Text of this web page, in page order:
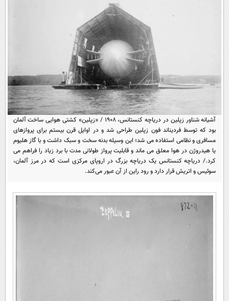
سلامت
یک برش دانایی
محیط زیست
سفر و تفریح
سیاست خارجی
فرهنگ و هنر
علم و دانش
فناوری و It
علمی
اخبار کریپتو
قرآن
گوناگون
سرگرمی
باشگاه مغز
مجله تصویری سلاح
فیلم
اقتصاد
ورزش
سیاست
سرگرمی
فناوری
حوادث
عصر ایران 2
خواندنی ها و دیدنی ها
داستان کوتاه
پیامک
روانشناسی
آموزش زبان
آشیانه شناور زپلین در دریاچه کنستانس، 1908 / «زپلین» کشتی هوایی ساخت آلمان
بود که توسط فردیناند فون زپلین طراحی شد و در اوایل قرن بیستم برای پروازهای
مسافری و نظامی استفاده می شد؛ این وسیله بدنه سخت و سبک داشت و با گاز هلیوم
یا هیدروژن در هوا معلق می ماند و قابلیت پرواز طولانی مدت با برد زیاد را فراهم می
کرد./ دریاچه کنستانس یک دریاچه بزرگ در اروپای مرکزی است که در مرز آلمان،
سوئیس و اتریش قرار دارد و رود راین از آن عبور می‌کند.